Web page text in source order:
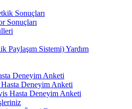
Sonuçları
Sonuçları
Paylaşım Sistemi) Yardım
Deneyim Anketi
Deneyim Anketi
Hasta Deneyim Anketi